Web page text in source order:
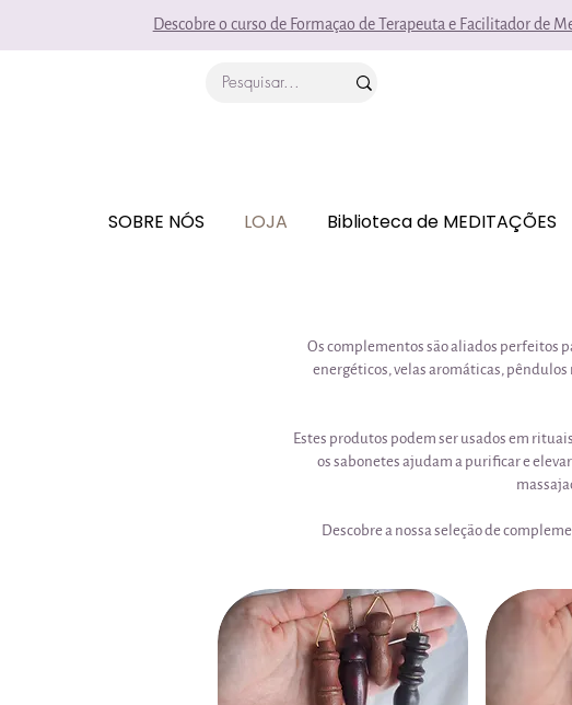
Descobre o curso de Formaçao de Terapeuta e Facilitador de
SOBRE NÓS LOJA Biblioteca de MEDITAÇÕES
Os complementos são aliados perfeitos
energéticos, velas aromáticas,
Estes produtos podem ser usados em
os sabonetes ajudam a purificar e
Descobre a nossa seleção de